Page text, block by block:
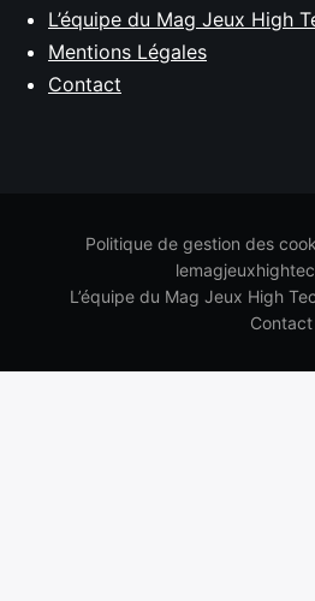
L’équipe du Mag Jeux High
Mentions Légales
Contact
Politique de gestion des
L’équipe du Mag Jeux High
Contact